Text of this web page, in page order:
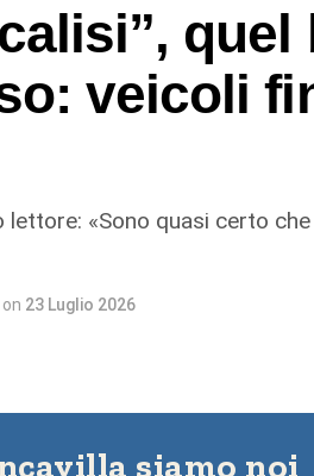
veicoli
lettore: «Sono quasi certo
on 23 Luglio 2026
siamo noi